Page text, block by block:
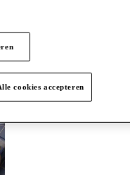
cookies accepteren